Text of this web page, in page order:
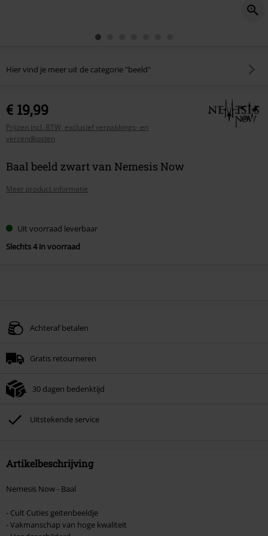
Hier vind je meer uit de categorie "beeld"
€ 19,99
Prijzen incl. BTW, exclusief verpakkings- en
verzendkosten
Baal beeld zwart van Nemesis Now
Meer product informatie
je
maat
Uit voorraad leverbaar
Slechts 4 in voorraad
Achteraf betalen
Gratis retourneren
30 dagen bedenktijd
Uitstekende service
Artikelbeschrijving
Nemesis Now - Baal
- Cult Cuties geitenbeeldje
- Vakmanschap van hoge kwaliteit